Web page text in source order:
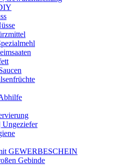
Ungeziefer
GEWERBESCHEIN
Gebinde